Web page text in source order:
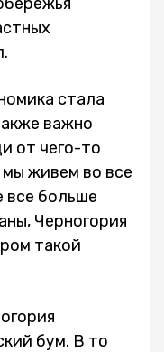
стала
важно
от чего-то
мы живем во все
все больше
Черногория
такой
бум. В то